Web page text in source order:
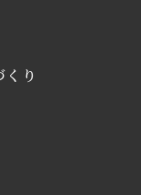
り